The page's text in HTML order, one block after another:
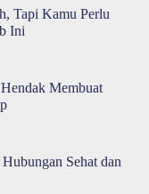
Tapi Kamu Perlu
Ini
Membuat
Sehat dan